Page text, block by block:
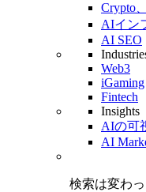
Crypto
AIイン
AI SEO
Web3
iGaming
Fintech
Insights
AIの可
AI
検索は変わっ